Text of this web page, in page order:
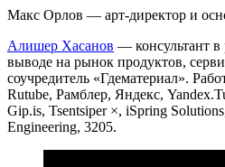
Макс Орлов — арт-директор и
Алишер Хасанов — консультант в
выводе на рынок продуктов,
соучредитель «Гдематериал».
Rutube, Рамблер, Яндекс,
Gip.is, Tsentsiper ×, iSpring
Engineering, 3205.